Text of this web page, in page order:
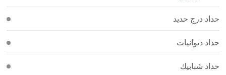
حداد درج حديد
حداد ديوانيات
حداد شبابيك